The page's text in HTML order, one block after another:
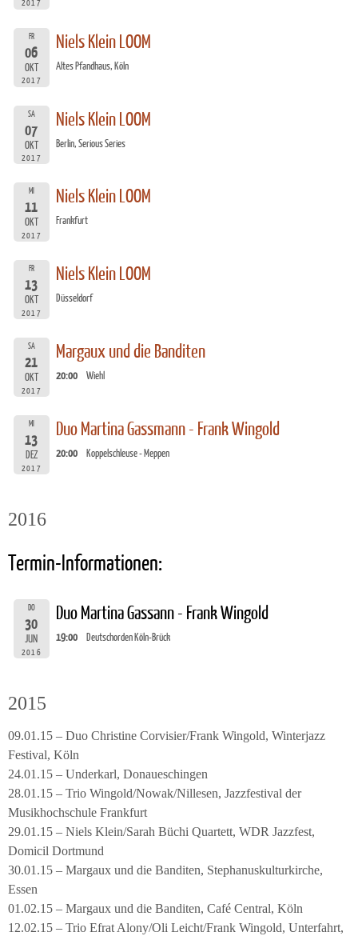
2017
FR
06
OKT
2017
Niels Klein LOOM
Altes Pfandhaus, Köln
SA
07
OKT
2017
Niels Klein LOOM
Berlin, Serious Series
MI
11
OKT
2017
Niels Klein LOOM
Frankfurt
FR
13
OKT
2017
Niels Klein LOOM
Düsseldorf
SA
21
OKT
2017
Margaux und die Banditen
20:00 Wiehl
MI
13
DEZ
2017
Duo Martina Gassmann - Frank Wingold
20:00 Koppelschleuse - Meppen
2016
Termin-Informationen:
DO
30
JUN
2016
Duo Martina Gassann - Frank Wingold
19:00 Deutschorden Köln-Brück
2015
09.01.15 – Duo Christine Corvisier/Frank Wingold, Winterjazz
Festival, Köln
24.01.15 – Underkarl, Donaueschingen
28.01.15 – Trio Wingold/Nowak/Nillesen, Jazzfestival der
Musikhochschule Frankfurt
29.01.15 – Niels Klein/Sarah Büchi Quartett, WDR Jazzfest,
Domicil Dortmund
30.01.15 – Margaux und die Banditen, Stephanuskulturkirche,
Essen
01.02.15 – Margaux und die Banditen, Café Central, Köln
12.02.15 – Trio Efrat Alony/Oli Leicht/Frank Wingold, Unterfahrt,